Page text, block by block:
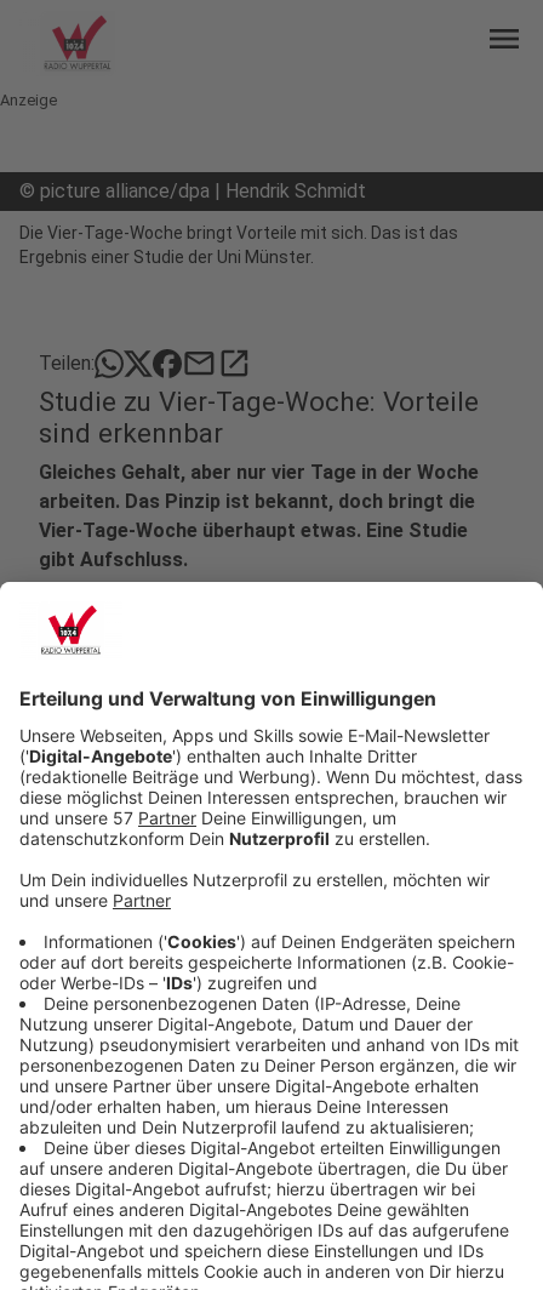
menu
Anzeige
© picture alliance/dpa | Hendrik Schmidt
Die Vier-Tage-Woche bringt Vorteile mit sich. Das ist das
Ergebnis einer Studie der Uni Münster.
Teilen: mailopen_in_new
Studie zu Vier-Tage-Woche: Vorteile
sind erkennbar
Gleiches Gehalt, aber nur vier Tage in der Woche
arbeiten. Das Pinzip ist bekannt, doch bringt die
Vier-Tage-Woche überhaupt etwas. Eine Studie
gibt Aufschluss.
Veröffentlicht:
(dpa) - Wenn bestimmte Unternehmen die Arbeitszeit
ihrer Beschäftigten etwas reduzieren und sie
trotzdem das volle Gehalt zahlen, kann das einer
Studie zufolge Vorteile für beide Seiten bringen.
Experten stellten in Düsseldorf eine Studie zur
sogenannten Vier-Tage-Woche vor. Mehr als vierzig
deutsche Unternehmen und Organisationen hatten
testweise ein halbes Jahr ein neues Arbeitszeitmodell
eingeführt.
Anzeige
Produktivität steigt, Zufriedenheit erhöht
Anzeige
Studienleiterin Julia Backmann von der Universität
Münstersagte, dass die Produktivität leicht